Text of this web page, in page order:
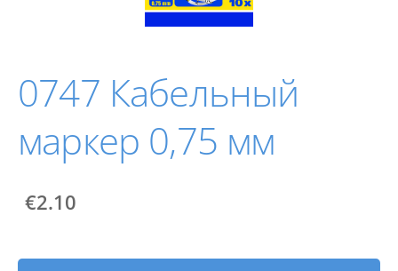
0747 Кабельный
маркер 0,75 мм
€2.10